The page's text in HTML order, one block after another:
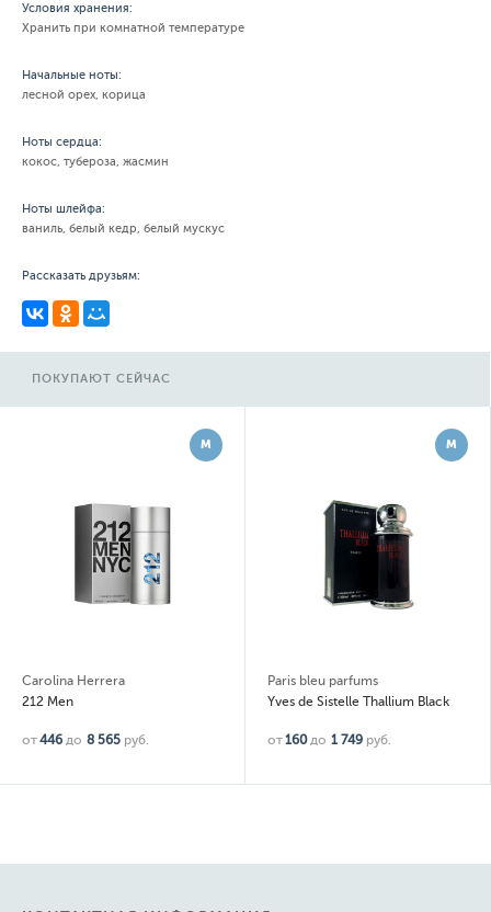
Условия хранения:
Хранить при комнатной температуре
Начальные ноты:
лесной орех, корица
Ноты сердца:
кокос, тубероза, жасмин
Ноты шлейфа:
ваниль, белый кедр, белый мускус
Рассказать друзьям:
ПОКУПАЮТ СЕЙЧАС
М
Carolina Herrera
212 Men
от446 до 8 565 руб.
М
Paris bleu parfums
Yves de Sistelle Thallium Black
от160 до 1 749 руб.